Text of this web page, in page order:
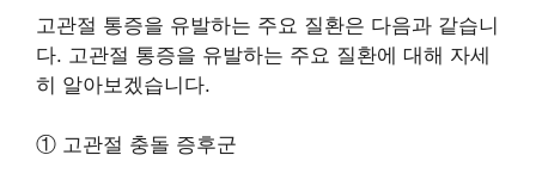
고관절 통증을 유발하는 주요 질환은 다음과 같습니
다. 고관절 통증을 유발하는 주요 질환에 대해 자세
히 알아보겠습니다.
① 고관절 충돌 증후군